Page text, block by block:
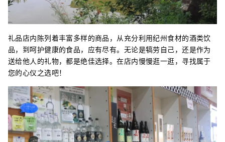
礼品店内陈列着丰富多样的商品，从充分利用纪州食材的酒类饮
品，到呵护健康的食品，应有尽有。无论是犒劳自己，还是作为
送给他人的礼物，都是绝佳选择。在店内慢慢逛一逛，寻找属于
您的心仪之选吧！